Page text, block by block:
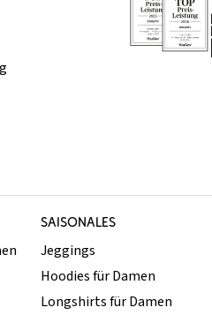
SAISONALES
Jeggings
Hoodies für Damen
Longshirts für Damen